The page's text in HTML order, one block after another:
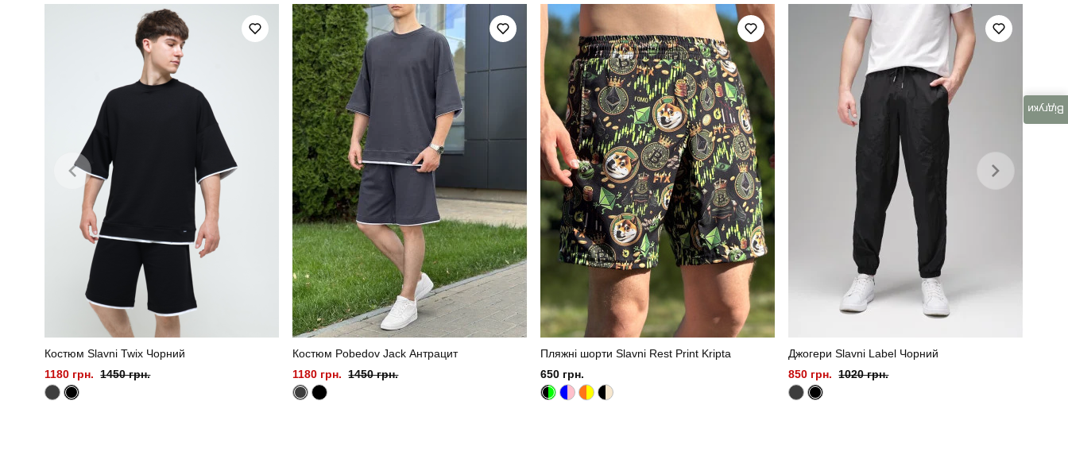
літо Колір блакитний
кулір Склад тканини 95% бавовна, 5% еластан
Країна - виробник
Костюм Slavni Twix Чорний
1180 грн. 1450 грн.
Костюм Pobedov Jack Антрацит
1180 грн. 1450 грн.
Пляжні шорти Slavni Rest Print Kripta
650 грн.
Джогери Slavni Label Чорний
850 грн. 1020 грн.
Відгуки